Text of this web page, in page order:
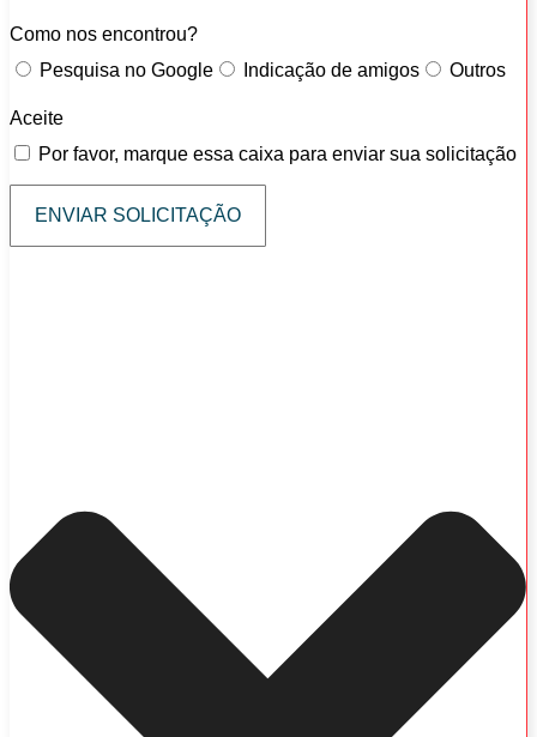
Como nos encontrou?
Pesquisa no Google
Indicação de amigos Outros
Aceite
Por favor, marque essa caixa para enviar sua solicitação
ENVIAR SOLICITAÇÃO